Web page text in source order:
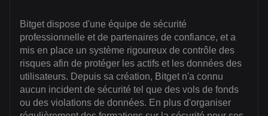
Bitget dispose d'une équipe de sécurité
professionnelle et de partenaires de confiance, et a
mis en place un système rigoureux de contrôle des
risques afin de protéger les actifs et les données des
utilisateurs. Depuis sa création, Bitget n'a connu
aucun incident de sécurité tel que des vols de fonds
ou des violations de données. En plus d'organiser